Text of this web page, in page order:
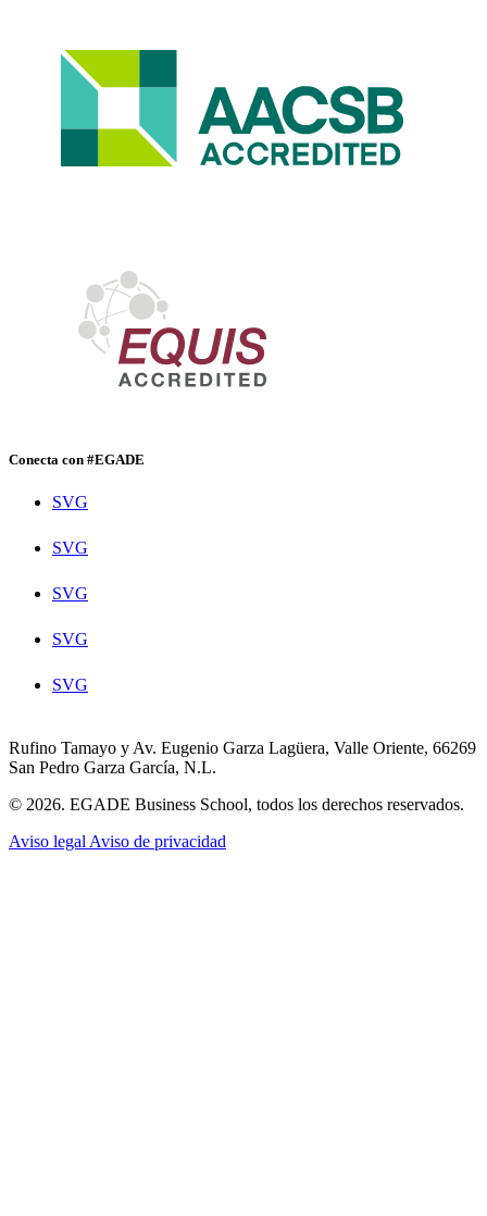
Conecta con #EGADE
SVG
SVG
SVG
SVG
SVG
Rufino Tamayo y Av. Eugenio Garza Lagüera, Valle Oriente, 66269
San Pedro Garza García, N.L.
© 2026. EGADE Business School, todos los derechos reservados.
Aviso legal Aviso de privacidad